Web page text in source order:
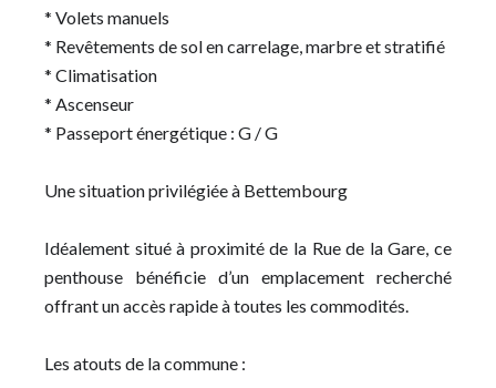
* Volets manuels
* Revêtements de sol en carrelage, marbre et stratifié
* Climatisation
* Ascenseur
* Passeport énergétique : G / G
Une situation privilégiée à Bettembourg
Idéalement situé à proximité de la Rue de la Gare, ce
penthouse bénéficie d’un emplacement recherché
offrant un accès rapide à toutes les commodités.
Les atouts de la commune :